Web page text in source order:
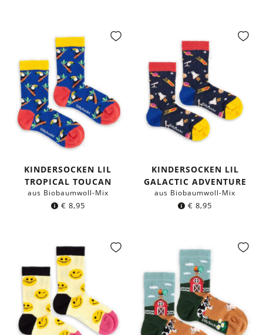
KINDERSOCKEN LIL
TROPICAL TOUCAN
aus Biobaumwoll-Mix
€ 8,95
KINDERSOCKEN LIL
GALACTIC ADVENTURE
aus Biobaumwoll-Mix
€ 8,95